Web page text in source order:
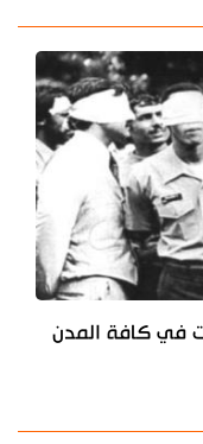
في كافة المدن